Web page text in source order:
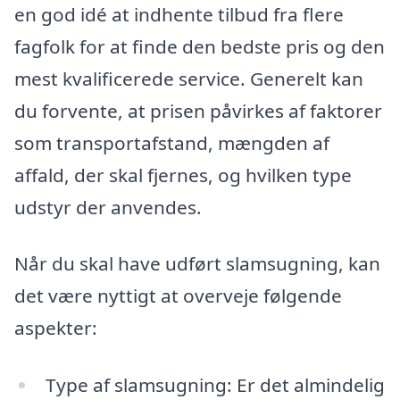
en god idé at indhente tilbud fra flere
fagfolk for at finde den bedste pris og den
mest kvalificerede service. Generelt kan
du forvente, at prisen påvirkes af faktorer
som transportafstand, mængden af
affald, der skal fjernes, og hvilken type
udstyr der anvendes.
Når du skal have udført slamsugning, kan
det være nyttigt at overveje følgende
aspekter:
Type af slamsugning: Er det almindelig